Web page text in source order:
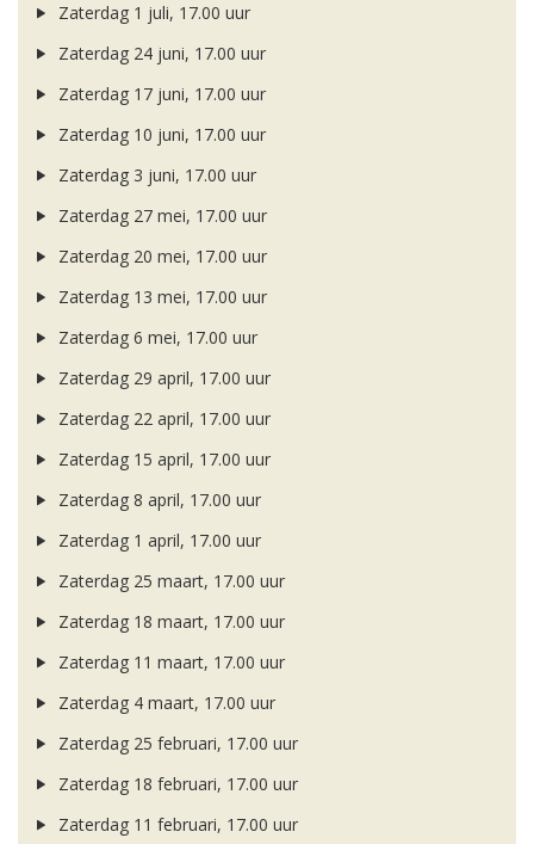
Zaterdag 1 juli, 17.00 uur
Zaterdag 24 juni, 17.00 uur
Zaterdag 17 juni, 17.00 uur
Zaterdag 10 juni, 17.00 uur
Zaterdag 3 juni, 17.00 uur
Zaterdag 27 mei, 17.00 uur
Zaterdag 20 mei, 17.00 uur
Zaterdag 13 mei, 17.00 uur
Zaterdag 6 mei, 17.00 uur
Zaterdag 29 april, 17.00 uur
Zaterdag 22 april, 17.00 uur
Zaterdag 15 april, 17.00 uur
Zaterdag 8 april, 17.00 uur
Zaterdag 1 april, 17.00 uur
Zaterdag 25 maart, 17.00 uur
Zaterdag 18 maart, 17.00 uur
Zaterdag 11 maart, 17.00 uur
Zaterdag 4 maart, 17.00 uur
Zaterdag 25 februari, 17.00 uur
Zaterdag 18 februari, 17.00 uur
Zaterdag 11 februari, 17.00 uur